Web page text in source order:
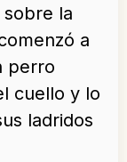
la
a
perro
cuello y lo
ladridos